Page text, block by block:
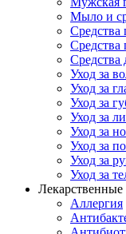
Мыло и
Средства
Средства
Средства
Уход за
Уход за
Уход за
Уход за
Уход за
Уход за
Уход за
Уход за
Аллергия